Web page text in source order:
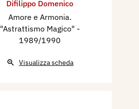
Difilippo Domenico
Amore e Armonia.
"Astrattismo Magico" -
1989/1990
Visualizza scheda